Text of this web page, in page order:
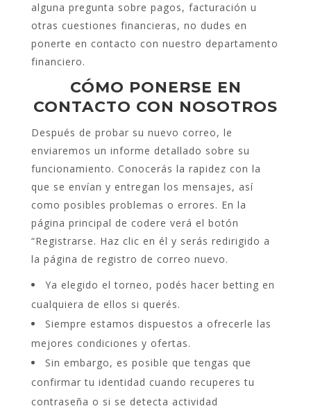
alguna pregunta sobre pagos, facturación u
otras cuestiones financieras, no dudes en
ponerte en contacto con nuestro departamento
financiero.
CÓMO PONERSE EN
CONTACTO CON NOSOTROS
Después de probar su nuevo correo, le
enviaremos un informe detallado sobre su
funcionamiento. Conocerás la rapidez con la
que se envían y entregan los mensajes, así
como posibles problemas o errores. En la
página principal de codere verá el botón
“Registrarse. Haz clic en él y serás redirigido a
la página de registro de correo nuevo.
Ya elegido el torneo, podés hacer betting en
cualquiera de ellos si querés.
Siempre estamos dispuestos a ofrecerle las
mejores condiciones y ofertas.
Sin embargo, es posible que tengas que
confirmar tu identidad cuando recuperes tu
contraseña o si se detecta actividad